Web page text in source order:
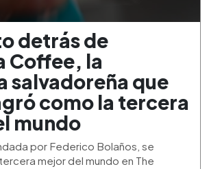
detrás de
Coffee, la
salvadoreña que
como la tercera
mundo
por Federico Bolaños, se
mejor del mundo en The